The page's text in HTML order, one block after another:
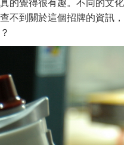
的覺得很有趣。不同的文化
不到關於這個招牌的資訊，